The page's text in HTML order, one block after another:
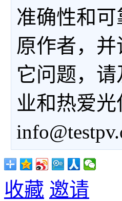
准确性和
原作者，
它问题，
业和热爱
收藏 邀请